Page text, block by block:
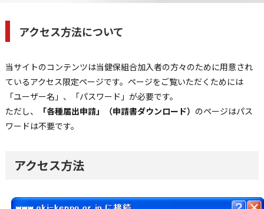
アクセス方法について
当サイトのコンテンツは当健保組合加入者の方々のために用意され
ているアクセス限定ページです。ページをご覧いただくためには
「ユーザー名」、「パスワード」が必要です。
ただし、
「各種届出申請」（申請書ダウンロード） のページはパス
ワードは不要です。
アクセス方法